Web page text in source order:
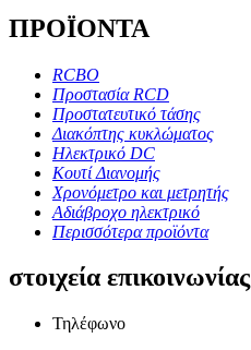
ΠΡΟΪΟΝΤΑ
RCBO
Προστασία RCD
Προστατευτικό τάσης
Διακόπτης κυκλώματος
Ηλεκτρικό DC
Κουτί Διανομής
Χρονόμετρο και μετρητής
Αδιάβροχο ηλεκτρικό
Περισσότερα προϊόντα
στοιχεία επικοινωνίας
Τηλέφωνο